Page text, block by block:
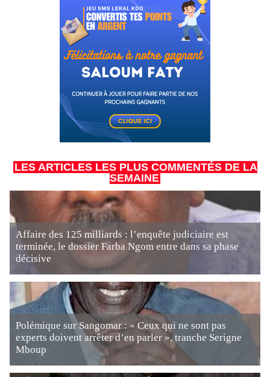
LES ARTICLES LES PLUS COMMENTÉS DE LA
SEMAINE
Affaire des 125 milliards : l’enquête judiciaire est
terminée, le dossier Farba Ngom entre dans sa phase
décisive
Polémique sur Sangomar : « Ceux qui ne sont pas
experts doivent arrêter d’en parler », tranche Serigne
Mboup